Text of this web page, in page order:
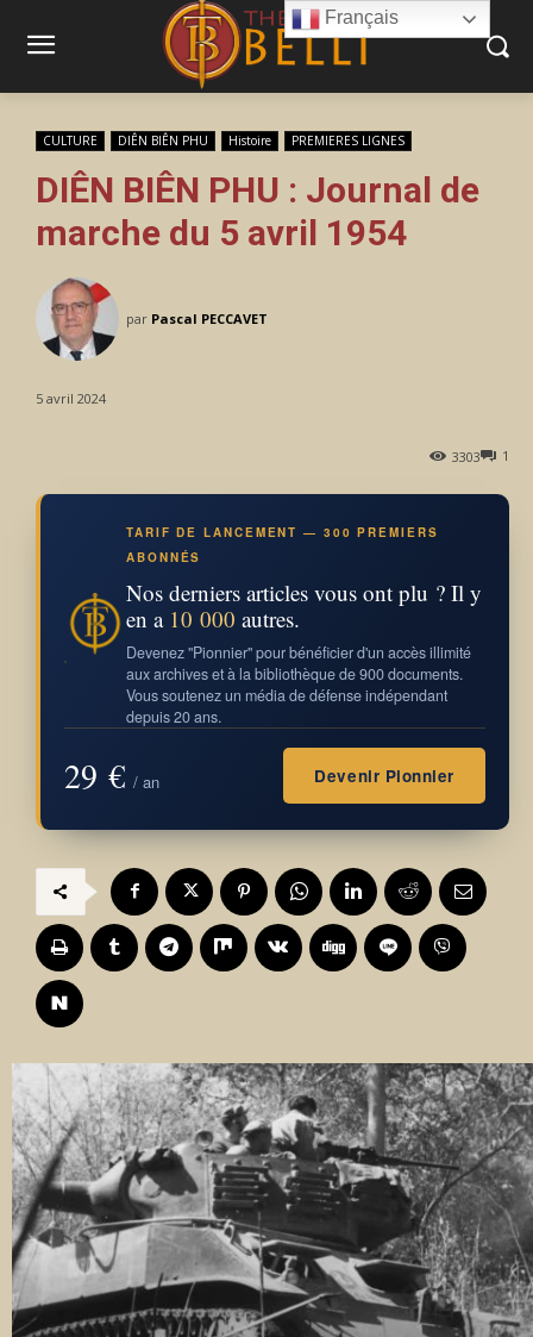
CULTURE DIÊN BIÊN PHU Histoire PREMIERES LIGNES
DIÊN BIÊN PHU : Journal de
marche du 5 avril 1954
par Pascal PECCAVET
5 avril 2024
1
3303
TARIF DE LANCEMENT — 300 PREMIERS
ABONNÉS
Nos derniers articles vous ont plu ? Il y
en a 10 000 autres.
Devenez "Pionnier" pour bénéficier d'un accès illimité
aux archives et à la bibliothèque de 900 documents.
Vous soutenez un média de défense indépendant
depuis 20 ans.
29 € / an Devenir Pionnier
Français